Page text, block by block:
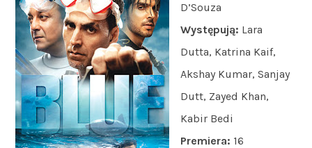
D’Souza
Występują: Lara
Dutta, Katrina Kaif,
Akshay Kumar, Sanjay
Dutt, Zayed Khan,
Kabir Bedi
Premiera: 16